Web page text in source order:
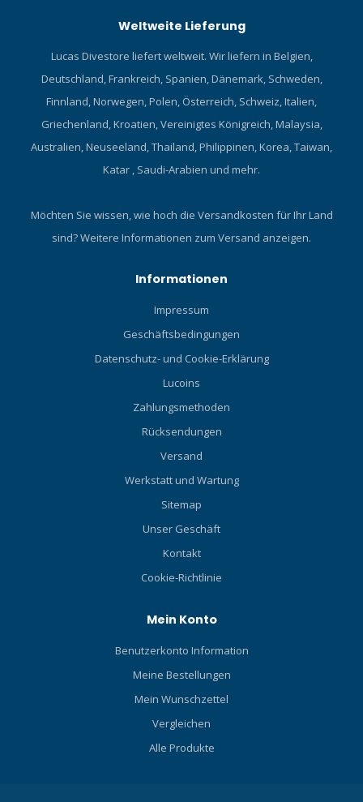
Weltweite Lieferung
Lucas Divestore liefert weltweit. Wir liefern in Belgien,
Deutschland, Frankreich, Spanien, Dänemark, Schweden,
Finnland, Norwegen, Polen, Österreich, Schweiz, Italien,
Griechenland, Kroatien, Vereinigtes Königreich, Malaysia,
Australien, Neuseeland, Thailand, Philippinen, Korea, Taiwan,
Katar , Saudi-Arabien und mehr.
Möchten Sie wissen, wie hoch die Versandkosten für Ihr Land
sind?Weitere Informationen zum Versand anzeigen.
Informationen
Impressum
Geschäftsbedingungen
Datenschutz- und Cookie-Erklärung
Lucoins
Zahlungsmethoden
Rücksendungen
Versand
Werkstatt und Wartung
Sitemap
Unser Geschäft
Kontakt
Cookie-Richtlinie
Mein Konto
Benutzerkonto Information
Meine Bestellungen
Mein Wunschzettel
Vergleichen
Alle Produkte